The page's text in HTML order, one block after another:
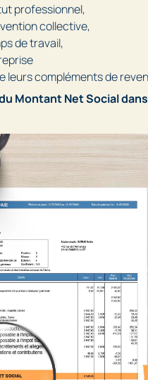
professionnel,
collective,
de travail,
leurs compléments de
Montant Net Social